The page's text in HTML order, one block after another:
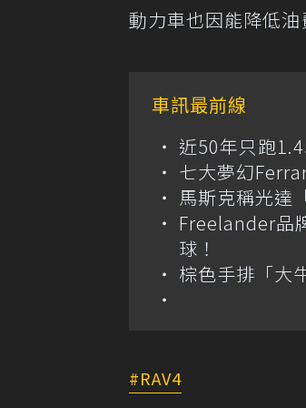
動力車也因能降低油
車訊最前線
近50年只跑
七大夢幻
馬斯克稱光達
Freelander品
球！
棕色手排「大
RAV4